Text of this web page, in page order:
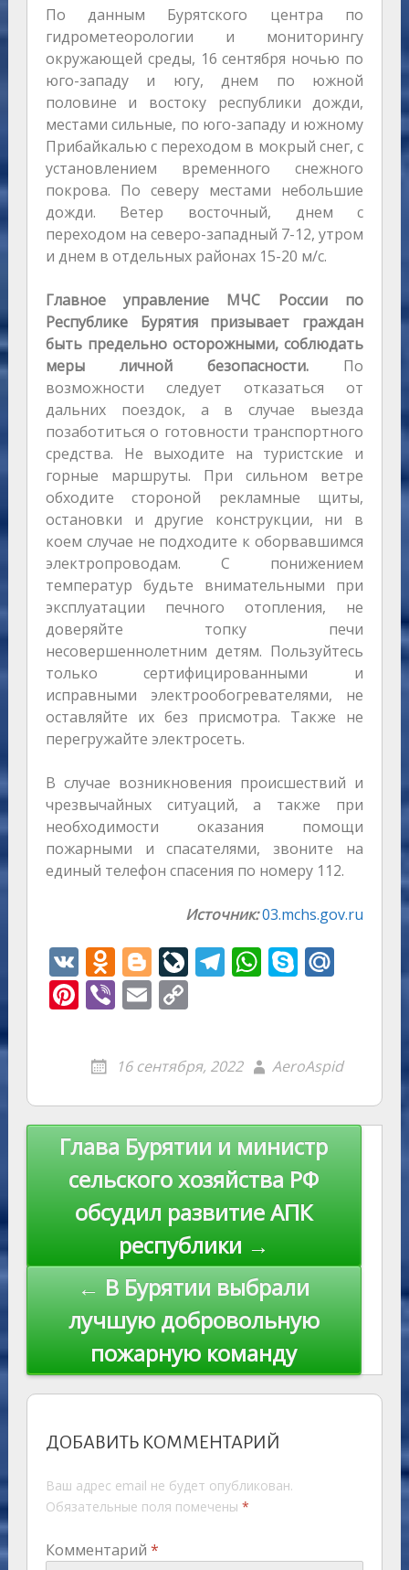
По данным Бурятского центра по
гидрометеорологии и мониторингу
окружающей среды, 16 сентября ночью по
юго-западу и югу, днем по южной
половине и востоку республики дожди,
местами сильные, по юго-западу и южному
Прибайкалью с переходом в мокрый снег, с
установлением временного снежного
покрова. По северу местами небольшие
дожди. Ветер восточный, днем с
переходом на северо-западный 7-12, утром
и днем в отдельных районах 15-20 м/с.
Главное управление МЧС России по
Республике Бурятия призывает граждан
быть предельно осторожными, соблюдать
меры личной безопасности. По
возможности следует отказаться от
дальних поездок, а в случае выезда
позаботиться о готовности транспортного
средства. Не выходите на туристские и
горные маршруты. При сильном ветре
обходите стороной рекламные щиты,
остановки и другие конструкции, ни в
коем случае не подходите к оборвавшимся
электропроводам. С понижением
температур будьте внимательными при
эксплуатации печного отопления, не
доверяйте топку печи
несовершеннолетним детям. Пользуйтесь
только сертифицированными и
исправными электрообогревателями, не
оставляйте их без присмотра. Также не
перегружайте электросеть.
В случае возникновения происшествий и
чрезвычайных ситуаций, а также при
необходимости оказания помощи
пожарными и спасателями, звоните на
единый телефон спасения по номеру 112.
Источник:03.mchs.gov.ru
V
K
O
d
n
kl
as
s
ni
ki
Bl
o
g
er
Li
v
eJ
u
r
n
al
T
a
m
W
A
p
p
S
e
M
u
Pi
er
e
st
Vi
er
E
ai
l
C
p
y
Li
n
k
16 сентября, 2022 AeroAspid
Навигация
записям
Глава Бурятии и министр
сельского хозяйства РФ
обсудил развитие АПК
республики →
← В Бурятии выбрали
лучшую добровольную
пожарную команду
ДОБАВИТЬ КОММЕНТАРИЙ
Ваш адрес email не будет опубликован.
Обязательные поля помечены *
Комментарий *